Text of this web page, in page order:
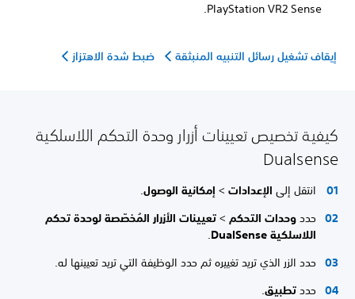
PlayStation VR2 Sense.
إيقاف تشغيل رسائل التنبيه المنبثقة ضبط شدة الاهتزاز
كيفية تخصيص تعيينات أزرار وحدة التحكم اللاسلكية
Dualsense
انتقل إلىالإعدادات>إمكانية الوصول.
حددوحدات التحكم>تعيينات الأزرار المُخصّصة لوحدة تحكم
اللاسلكية DualSense
.
حدد الزر الذي تريد تغييره ثم حدد الوظيفة التي تريد تعيينها له.
حددتطبيق.